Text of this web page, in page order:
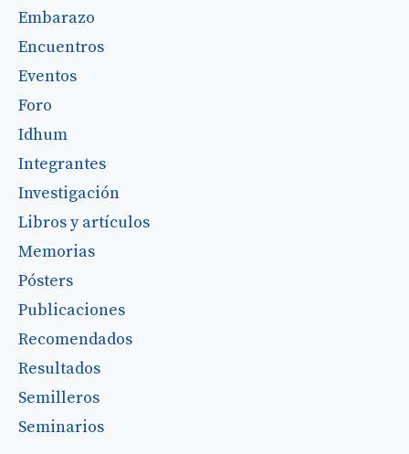
Embarazo
Encuentros
Eventos
Foro
Idhum
Integrantes
Investigación
Libros y artículos
Memorias
Pósters
Publicaciones
Recomendados
Resultados
Semilleros
Seminarios